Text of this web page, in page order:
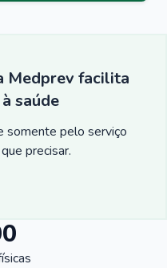
Medprev facilita
saúde
somente pelo serviço
precisar.